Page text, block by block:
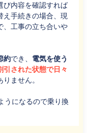
び内容を確認すれば
え手続きの場合、現
、工事の立ち合いや
約でき、 電気を使う
引された状態で日々
ません。
うになるので乗り換